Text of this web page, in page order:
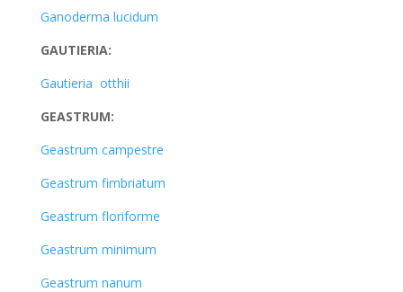
Ganoderma lucidum
GAUTIERIA:
Gautieria otthii
GEASTRUM:
Geastrum campestre
Geastrum fimbriatum
Geastrum floriforme
Geastrum minimum
Geastrum nanum